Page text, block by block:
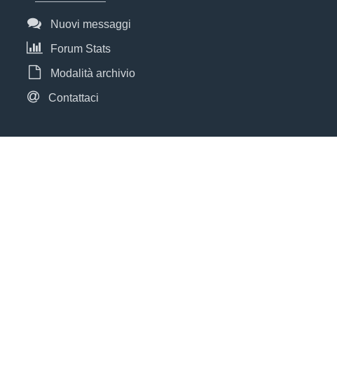
Nuovi messaggi
Forum Stats
Modalità archivio
Contattaci